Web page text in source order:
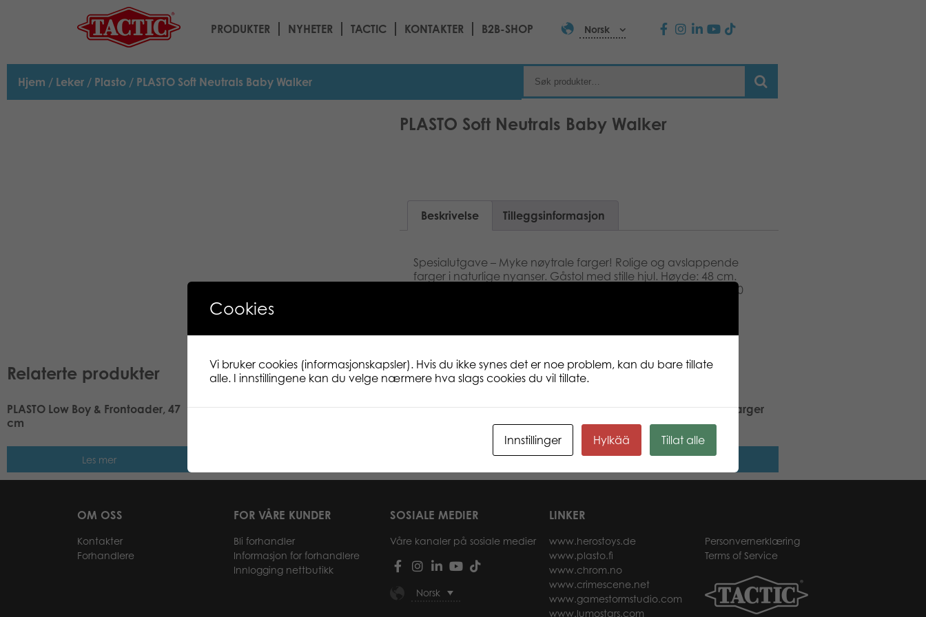
PRODUKTER NYHETER TACTIC KONTAKTER B2B-SHOP Norsk
Hjem / Leker / Plasto / PLASTO Soft Neutrals Baby Walker
PLASTO Soft Neutrals Baby Walker
Beskrivelse Tilleggsinformasjon
Spesialutgave – Myke nøytrale farger! Rolige og avslappende
farger i naturlige nyanser. Gåstol med stille hjul. Høyde: 48 cm.
Lengde: 48 cm. Montering av voksen kreves. Anbefalt alder: 10
Relaterte produkter
PLASTO Low Boy & Frontoader, 47
cm
Les mer
PLASTO Roadster Jeep, 23 cm,
PLASTO Quadbike with trailer,
Les mer
PLASTO Trillebårsett, 2 ass. farger
Les mer
OM OSS
Kontakter
Forhandlere
FOR VÅRE KUNDER
Bli forhandler
Informasjon for forhandlere
Innlogging nettbutikk
SOSIALE MEDIER
Våre kanaler på sosiale medier
Norsk
LINKER
www.herostoys.de
www.plasto.fi
www.chrom.no
www.crimescene.net
www.gamestormstudio.com
www.lumostars.com
Personvernerklæring
Terms of Service
Cookies
Vi bruker cookies (informasjonskapsler). Hvis du ikke synes det er noe problem, kan du bare tillate
alle. I innstillingene kan du velge nærmere hva slags cookies du vil tillate.
Innstillinger Hylkää Tillat alle